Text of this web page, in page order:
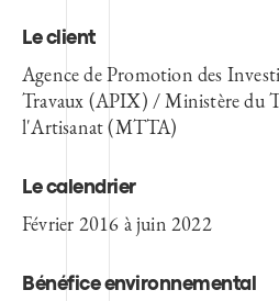
Le client
Agence de Promotion des
Travaux (APIX) / Ministère du
l'Artisanat (MTTA)
Le calendrier
Février 2016 à juin 2022
Bénéfice environnemental